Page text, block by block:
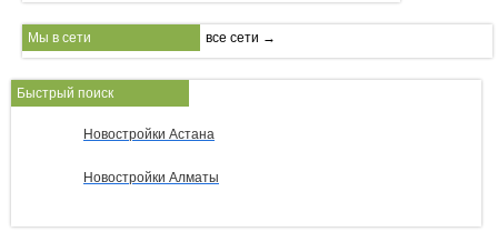
Мы в сети все сети →
Быстрый поиск
Новостройки Астана
Новостройки Алматы